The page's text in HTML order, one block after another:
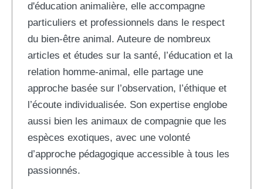
d'éducation animalière, elle accompagne
particuliers et professionnels dans le respect
du bien-être animal. Auteure de nombreux
articles et études sur la santé, l’éducation et la
relation homme-animal, elle partage une
approche basée sur l’observation, l’éthique et
l’écoute individualisée. Son expertise englobe
aussi bien les animaux de compagnie que les
espèces exotiques, avec une volonté
d’approche pédagogique accessible à tous les
passionnés.